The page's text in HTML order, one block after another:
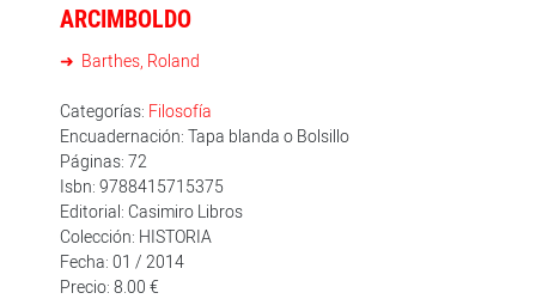
ARCIMBOLDO
Barthes, Roland
Categorías: Filosofía
Encuadernación: Tapa blanda o Bolsillo
Páginas: 72
Isbn: 9788415715375
Editorial: Casimiro Libros
Colección: HISTORIA
Fecha: 01 / 2014
Precio: 8.00 €